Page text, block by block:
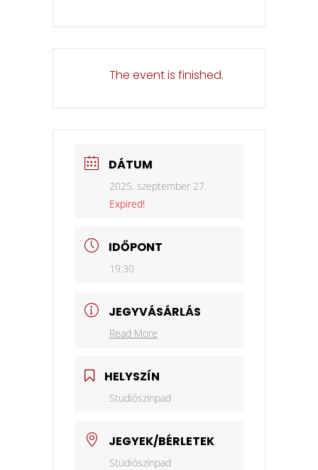
The event is finished.
DÁTUM
2025. szeptember 27.
Expired!
IDŐPONT
19:30
JEGYVÁSÁRLÁS
Read More
HELYSZÍN
Studiószínpad
JEGYEK/BÉRLETEK
Stúdiószínpad